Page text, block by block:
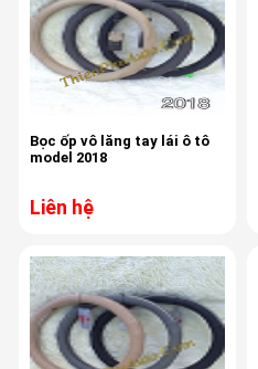
Bọc ốp vô lăng tay lái ô tô
model 2018
Liên hệ